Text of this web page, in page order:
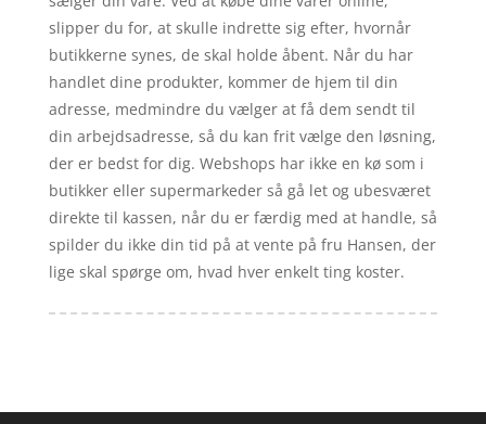
slipper du for, at skulle indrette sig efter, hvornår
butikkerne synes, de skal holde åbent. Når du har
handlet dine produkter, kommer de hjem til din
adresse, medmindre du vælger at få dem sendt til
din arbejdsadresse, så du kan frit vælge den løsning,
der er bedst for dig. Webshops har ikke en kø som i
butikker eller supermarkeder så gå let og ubesværet
direkte til kassen, når du er færdig med at handle, så
spilder du ikke din tid på at vente på fru Hansen, der
lige skal spørge om, hvad hver enkelt ting koster.